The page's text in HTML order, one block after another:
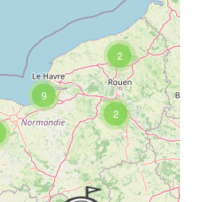
2
2
9